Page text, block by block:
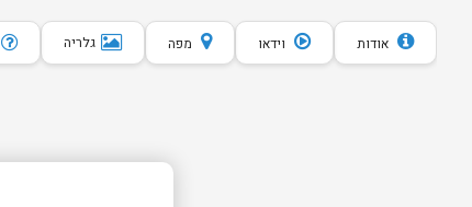
אודות וידאו מפה גלריה